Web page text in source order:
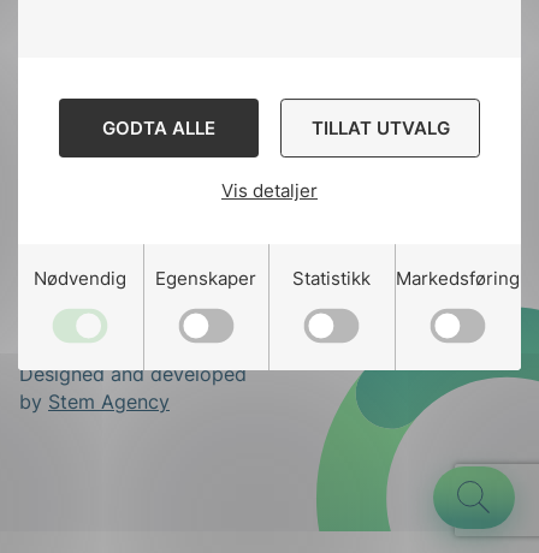
GODTA ALLE TILLAT UTVALG
Vis detaljer
Nødvendig Egenskaper Statistikk Markedsføring
Kontakt oss
Bruk av Cookies
Designed and developed
by Stem Agency